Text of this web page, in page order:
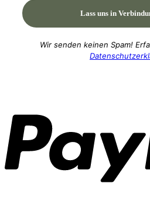
Wir senden keinen Spam!